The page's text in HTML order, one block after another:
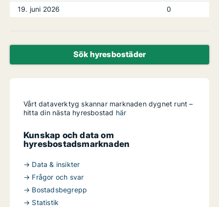
19. juni 2026
0
Sök hyresbostäder
Vårt dataverktyg skannar marknaden dygnet runt –
hitta din nästa hyresbostad här
Kunskap och data om
hyresbostadsmarknaden
→ Data & insikter
→ Frågor och svar
→ Bostadsbegrepp
→ Statistik